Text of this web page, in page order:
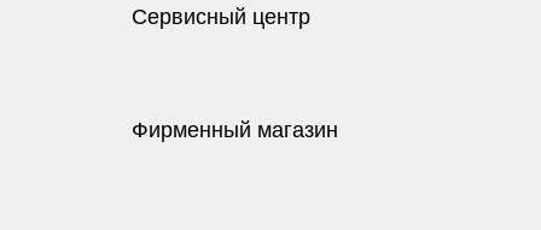
Сервисный центр
Фирменный магазин